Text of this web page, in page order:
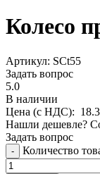
Колесо
Aртикул: SCt55
Задать вопрос
5.0
В наличии
Цена (с НДС):
Нашли дешевле?
Задать вопрос
- Количество